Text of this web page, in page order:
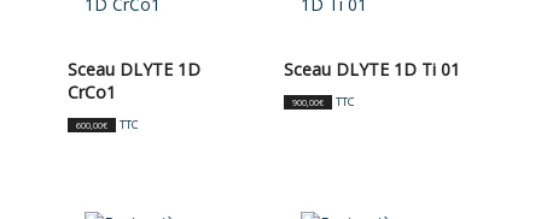
Sceau DLYTE 1D
CrCo1
600,00€ TTC
Sceau DLYTE 1D Ti 01
900,00€ TTC